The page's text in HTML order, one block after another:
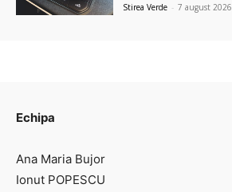
Stirea Verde - 7 august 2026
Echipa
Ana Maria Bujor
Ionut POPESCU